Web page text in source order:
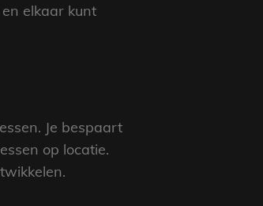
elkaar kunt
Je bespaart
op locatie.